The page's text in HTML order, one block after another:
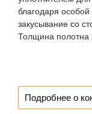
благодаря
закусывание со
Толщина полотна
Подробнее о